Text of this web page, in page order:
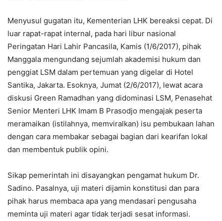
Menyusul gugatan itu, Kementerian LHK bereaksi cepat. Di
luar rapat-rapat internal, pada hari libur nasional
Peringatan Hari Lahir Pancasila, Kamis (1/6/2017), pihak
Manggala mengundang sejumlah akademisi hukum dan
penggiat LSM dalam pertemuan yang digelar di Hotel
Santika, Jakarta. Esoknya, Jumat (2/6/2017), lewat acara
diskusi Green Ramadhan yang didominasi LSM, Penasehat
Senior Menteri LHK Imam B Prasodjo mengajak peserta
meramaikan (istilahnya, memviralkan) isu pembukaan lahan
dengan cara membakar sebagai bagian dari kearifan lokal
dan membentuk publik opini.
Sikap pemerintah ini disayangkan pengamat hukum Dr.
Sadino. Pasalnya, uji materi dijamin konstitusi dan para
pihak harus membaca apa yang mendasari pengusaha
meminta uji materi agar tidak terjadi sesat informasi.